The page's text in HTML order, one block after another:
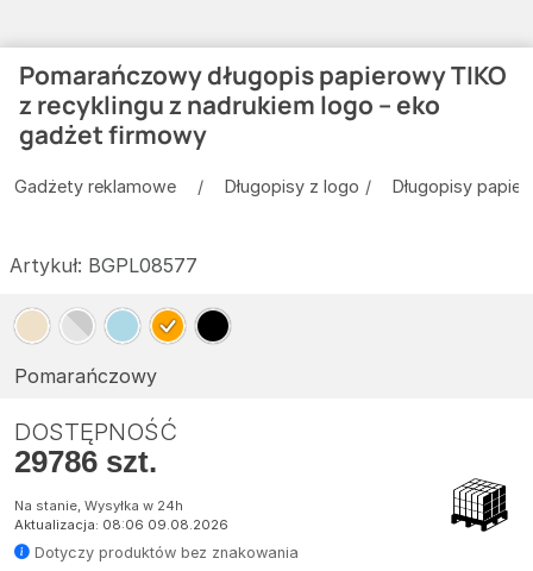
Pomarańczowy długopis papierowy TIKO
z recyklingu z nadrukiem logo – eko
gadżet firmowy
Gadżety reklamowe Długopisy z logo Długopisy
Artykuł: BGPL08577
Pomarańczowy
DOSTĘPNOŚĆ
29786 szt.
Na stanie, Wysyłka w 24h
Aktualizacja: 08:06 09.08.2026
Dotyczy produktów bez znakowania